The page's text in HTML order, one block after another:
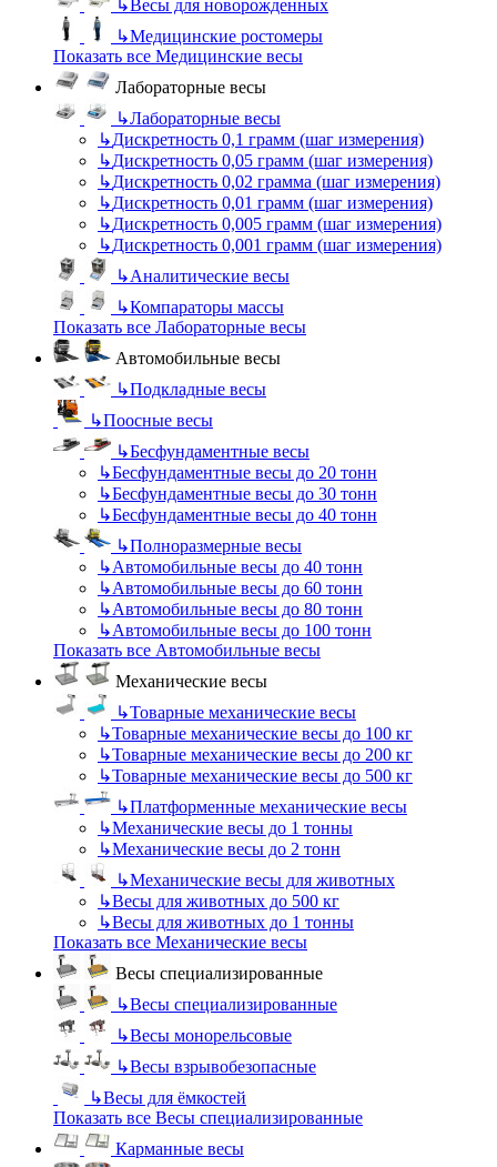
↳ Весы для новорожденных
↳Медицинские ростомеры
Показать все Медицинские весы
Лабораторные весы
↳Лабораторные весы
↳Дискретность 0,1 грамм (шаг измерения)
↳Дискретность 0,05 грамм (шаг измерения)
↳Дискретность 0,02 грамма (шаг измерения)
↳Дискретность 0,01 грамм (шаг измерения)
↳Дискретность 0,005 грамм (шаг измерения)
↳Дискретность 0,001 грамм (шаг измерения)
↳Аналитические весы
↳Компараторы массы
Показать все Лабораторные весы
Автомобильные весы
↳Подкладные весы
↳Поосные весы
↳Бесфундаментные весы
↳Бесфундаментные весы до 20 тонн
↳Бесфундаментные весы до 30 тонн
↳Бесфундаментные весы до 40 тонн
↳Полноразмерные весы
↳Автомобильные весы до 40 тонн
↳Автомобильные весы до 60 тонн
↳Автомобильные весы до 80 тонн
↳Автомобильные весы до 100 тонн
Показать все Автомобильные весы
Механические весы
↳Товарные механические весы
↳Товарные механические весы до 100 кг
↳Товарные механические весы до 200 кг
↳Товарные механические весы до 500 кг
↳Платформенные механические весы
↳Механические весы до 1 тонны
↳Механические весы до 2 тонн
↳Механические весы для животных
↳Весы для животных до 500 кг
↳Весы для животных до 1 тонны
Показать все Механические весы
Весы специализированные
↳Весы специализированные
↳Весы монорельсовые
↳Весы взрывобезопасные
↳Весы для ёмкостей
Показать все Весы специализированные
Карманные весы